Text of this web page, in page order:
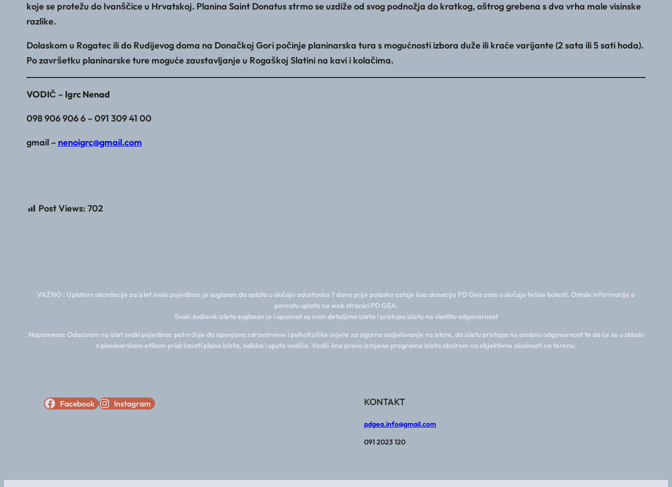
koje se protežu do Ivanščice u Hrvatskoj. Planina Saint Donatus strmo se uzdiže od svog podnožja do kratkog, oštrog grebena s dva vrha male visinske
razlike.
Dolaskom u Rogatec ili do Rudijevog doma na Donačkoj Gori počinje planinarska tura s mogućnosti izbora duže ili kraće varijante (2 sata ili 5 sati hoda).
Po završetku planinarske ture moguće zaustavljanje u Rogaškoj Slatini na kavi i kolačima.
VODIČ – Igrc Nenad
098 906 906 6 – 091 309 41 00
gmail – nenoigrc@gmail.com
Post Views: 702
VAŽNO : Uplatom akontacije za izlet svaki pojedinac je suglasan da uplata u slučaju odustanka 7 dana prije polaska ostaje kao donacija PD Gea osim u slučaju teške bolesti. Ostale informacije o
povratu uplata na web stranici PD GEA.
Svaki sudionik izleta suglasan je i upoznat sa svim detaljima izleta i pristupa izletu na vlastitu odgovornost
Napomena: Odazivom na izlet svaki pojedinac potvrđuje da ispunjava zdravstvene i psihofizičke uvjete za sigurno sudjelovanje na istom, da izletu pristupa na osobnu odgovornost te da će se u skladu
s planinarskom etikom pridržavati plana izleta, odluka i uputa vodiča. Vodič ima pravo izmjene programa izleta obzirom na objektivne okolnosti na terenu.
Facebook Instagram KONTAKT
pdgea.info@gmail.com
091 2023 120